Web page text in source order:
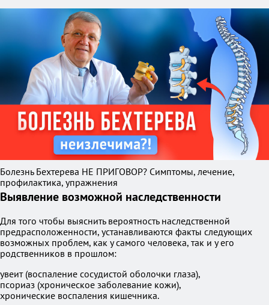
Болезнь Бехтерева НЕ ПРИГОВОР? Симптомы, лечение,
профилактика, упражнения
Выявление возможной наследственности
Для того чтобы выяснить вероятность наследственной
предрасположенности, устанавливаются факты следующих
возможных проблем, как у самого человека, так и у его
родственников в прошлом:
увеит (воспаление сосудистой оболочки глаза),
псориаз (хроническое заболевание кожи),
хронические воспаления кишечника.